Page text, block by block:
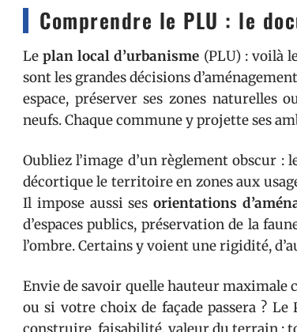
Comprendre le PLU : le
Leplan local d’urbanisme (PLU) : voilà
sont les grandes décisions
espace, préserver ses zones naturelles
neufs. Chaque commune y projette ses
Oubliez l’image d’un règlement obscur
décortique le territoire en zones aux
Il impose aussi sesorientations
d’espaces publics, préservation de la
l’ombre. Certains y voient une rigidité,
Envie de savoir quelle hauteur maximale
ou si votre choix de façade passera ?